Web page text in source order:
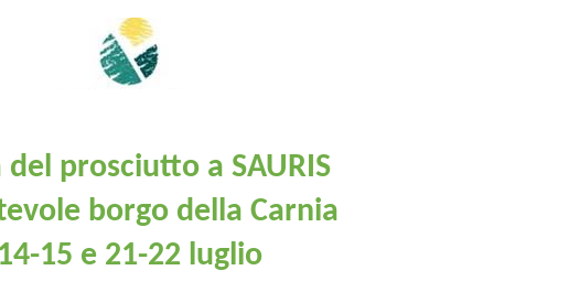
del prosciutto a SAURIS
borgo della Carnia
14-15 e 21-22 luglio